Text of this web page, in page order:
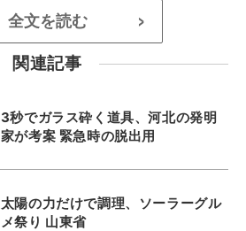
全文を読む >
関連記事
3秒でガラス砕く道具、河北の発明
家が考案 緊急時の脱出用
太陽の力だけで調理、ソーラーグル
メ祭り 山東省